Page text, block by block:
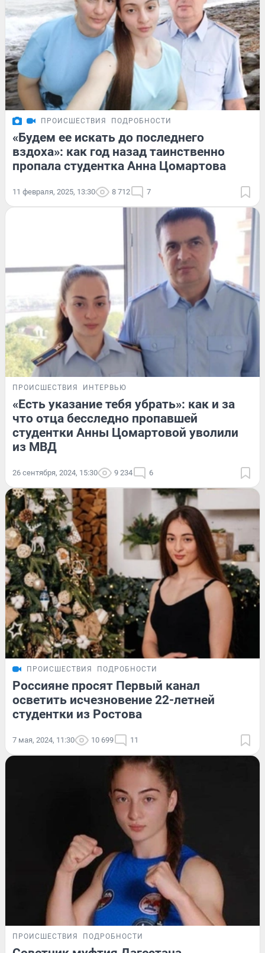
ПРОИСШЕСТВИЯ ПОДРОБНОСТИ
«Будем ее искать до последнего
вздоха»: как год назад таинственно
пропала студентка Анна Цомартова
11 февраля, 2025, 13:30 8 712 7
ПРОИСШЕСТВИЯ ИНТЕРВЬЮ
«Есть указание тебя убрать»: как и за
что отца бесследно пропавшей
студентки Анны Цомартовой уволили
из МВД
26 сентября, 2024, 15:30 9 234 6
ПРОИСШЕСТВИЯ ПОДРОБНОСТИ
Россияне просят Первый канал
осветить исчезновение 22-летней
студентки из Ростова
7 мая, 2024, 11:30 10 699 11
ПРОИСШЕСТВИЯ ПОДРОБНОСТИ